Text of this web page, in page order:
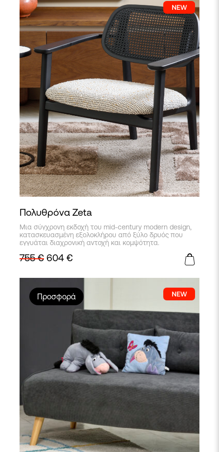
Πολυθρόνα Zeta
Μια σύγχρονη εκδοχή του mid-century modern design,
κατασκευασμένη εξολοκλήρου από ξύλο δρυός που
εγγυάται διαχρονική αντοχή και κομψότητα.
755€ 604 €
Προσφορά